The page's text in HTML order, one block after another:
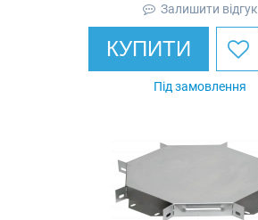
Залишити відгук
КУПИТИ
Під замовлення